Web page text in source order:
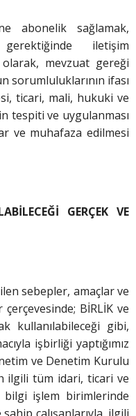
abonelik sağlamak,
iletişim
mevzuat gereği
sorumluluklarının ifası
ticari, mali, hukuki ve
tespiti ve uygulanması
ve muhafaza edilmesi
GERÇEK VE
sebepler, amaçlar ve
BİRLİK ve
kullanılabileceği gibi,
işbirliği yaptığımız
ve Denetim Kurulu
ilgili tüm idari, ticari ve
işlem birimlerinde
çalışanlarıyla, ilgili